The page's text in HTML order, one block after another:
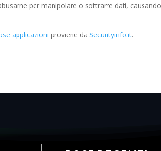
per manipolare o sottrarre dati, causando
applicazioni proviene daSecurityinfo.it.